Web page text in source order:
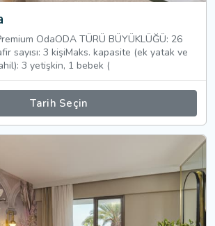
OdaODA TÜRÜ BÜYÜKLÜĞÜ: 26
sayısı: 3 kişiMaks. kapasite (ek yatak ve
3 yetişkin, 1 bebek (
Tarih Seçin